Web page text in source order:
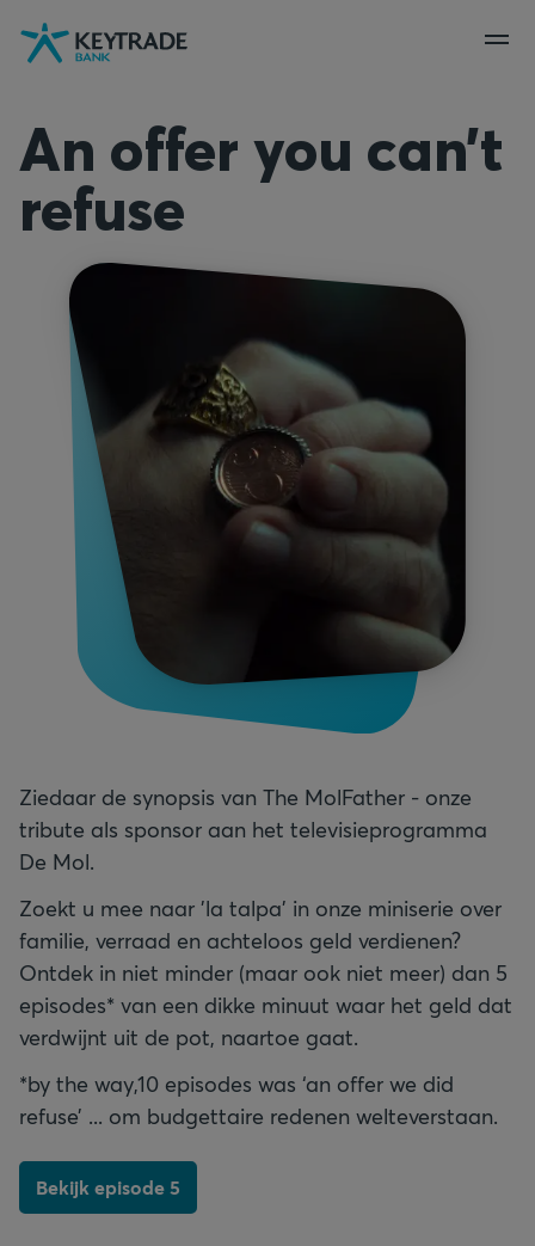
Naar
navigatie
Naar
aanmelden
Naar
inhoud
An offer you can’t
refuse
Ziedaar de synopsis van The MolFather - onze
tribute als sponsor aan het televisieprogramma
De Mol.
Zoekt u mee naar 'la talpa' in onze miniserie over
familie, verraad en achteloos geld verdienen?
Ontdek in niet minder (maar ook niet meer) dan 5
episodes* van een dikke minuut waar het geld dat
verdwijnt uit de pot, naartoe gaat.
*by the way,10 episodes was ‘an offer we did
refuse’ ... om budgettaire redenen welteverstaan.
Bekijk episode 5